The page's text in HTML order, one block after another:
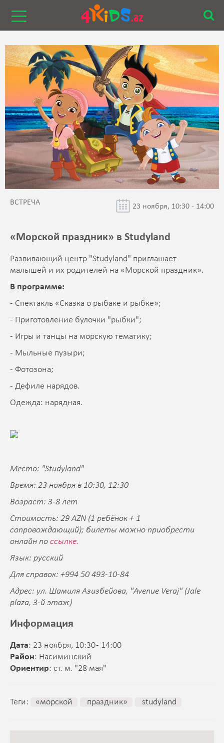
ВСТРЕЧА 23 ноября, 10:30 - 14:00
«Морской праздник» в Studyland
Развивающий центр "Studyland" приглашает
малышей и их родителей на «Морской праздник».
В программе:
- Спектакль «Сказка о рыбаке и рыбке»;
- Приготовление булочки "рыбки";
- Игры и танцы на морскую тематику;
- Мыльные пузыри;
- Фотозона;
- Дефиле нарядов.
Одежда: нарядная.
Место: "Studyland"
Время: 23 ноября в 10:30, 12:30
Возраст: 3-8 лет
Стоимость: 29 AZN (1 ребёнок + 1
сопровождающий); билеты можно приобрести
онлайн по ссылке.
Язык: русский
Для справок: +994 50 493-10-84
Адрес: ул. Шамиля Азизбейова, "Avenue Veraj" (Jale
plaza, 3-й этаж)
Информация
Дата: 23 ноября, 10:30 - 14:00
Район: Насиминский
Ориентир: ст. м. "28 мая"
Теги: «морской праздник» studyland